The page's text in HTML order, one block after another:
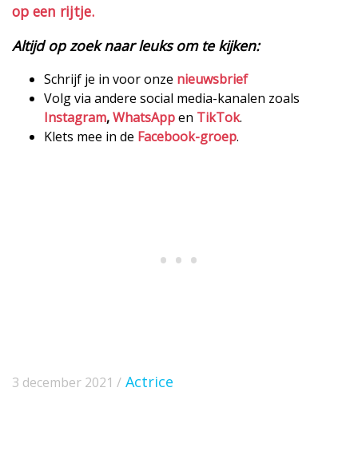
op een rijtje.
Altijd op zoek naar leuks om te kijken:
Schrijf je in voor onze nieuwsbrief
Volg via andere social media-kanalen zoals
Instagram,WhatsAppen TikTok.
Klets mee in de Facebook-groep.
3 december 2021 / Actrice